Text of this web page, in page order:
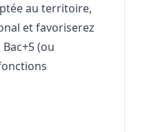
au territoire,
et favoriserez
(ou